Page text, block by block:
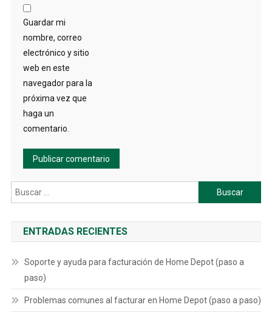
Guardar mi
nombre, correo
electrónico y sitio
web en este
navegador para la
próxima vez que
haga un
comentario.
Buscar:
ENTRADAS RECIENTES
Soporte y ayuda para facturación de Home Depot (paso a
paso)
Problemas comunes al facturar en Home Depot (paso a paso)